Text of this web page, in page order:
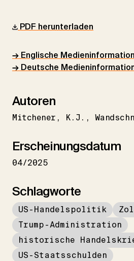
PDF herunterladen
→ Englische Medieninformation
→ Deutsche
Autoren
Mitchener K.J.
Erscheinungsdatum
04/2025
Schlagworte
US-Handelspolitik
Trump-Administration
historische
US-Staatsschulden